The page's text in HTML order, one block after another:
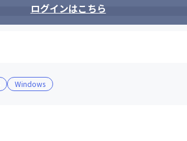
ログインはこちら
Windows